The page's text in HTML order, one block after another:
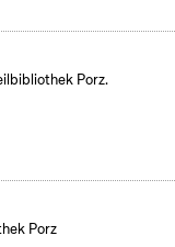
Porz.
Porz